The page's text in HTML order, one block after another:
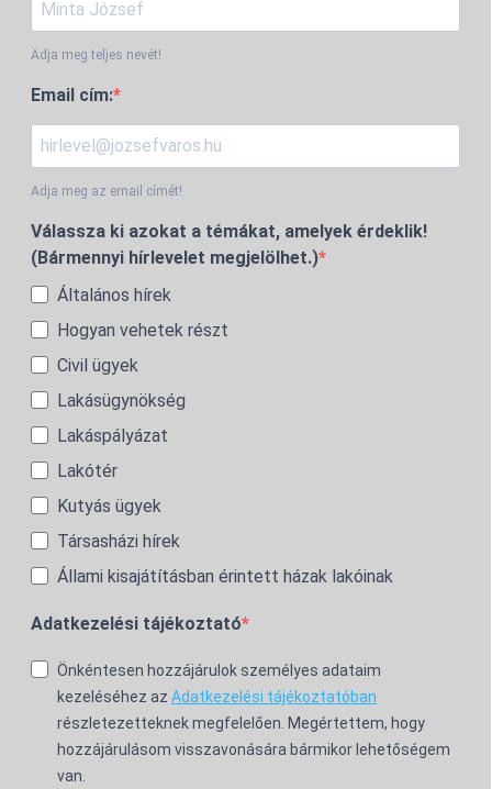
Adja meg teljes nevét!
Email cím:
Adja meg az email címét!
Válassza ki azokat a témákat, amelyek érdeklik!
(Bármennyi hírlevelet megjelölhet.)
Általános hírek
Hogyan vehetek részt
Civil ügyek
Lakásügynökség
Lakáspályázat
Lakótér
Kutyás ügyek
Társasházi hírek
Állami kisajátításban érintett házak lakóinak
Adatkezelési tájékoztató
Önkéntesen hozzájárulok személyes adataim
kezeléséhez az Adatkezelési tájékoztatóban
részletezetteknek megfelelően. Megértettem, hogy
hozzájárulásom visszavonására bármikor lehetőségem
van.